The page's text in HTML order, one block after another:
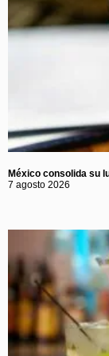
México consolida su
7 agosto 2026